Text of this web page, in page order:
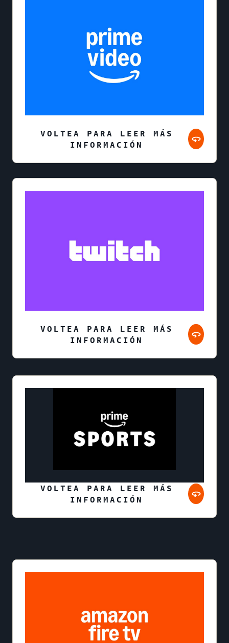
VOLTEA PARA LEER MÁS
INFORMACIÓN
VOLTEA PARA LEER MÁS
INFORMACIÓN
VOLTEA PARA LEER MÁS
INFORMACIÓN